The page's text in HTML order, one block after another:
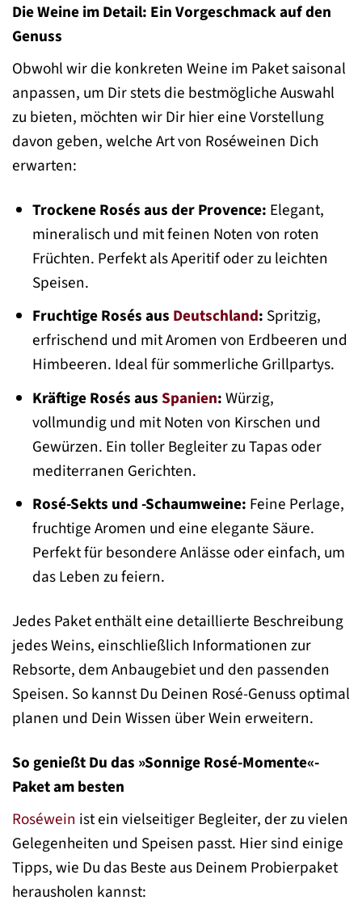
Die Weine im Detail: Ein Vorgeschmack auf den
Genuss
Obwohl wir die konkreten Weine im Paket saisonal
anpassen, um Dir stets die bestmögliche Auswahl
zu bieten, möchten wir Dir hier eine Vorstellung
davon geben, welche Art von Roséweinen Dich
erwarten:
Trockene Rosés aus der Provence: Elegant,
mineralisch und mit feinen Noten von roten
Früchten. Perfekt als Aperitif oder zu leichten
Speisen.
Fruchtige Rosés aus Deutschland: Spritzig,
erfrischend und mit Aromen von Erdbeeren und
Himbeeren. Ideal für sommerliche Grillpartys.
Kräftige Rosés ausSpanien:Würzig,
vollmundig und mit Noten von Kirschen und
Gewürzen. Ein toller Begleiter zu Tapas oder
mediterranen Gerichten.
Rosé-Sekts und -Schaumweine: Feine Perlage,
fruchtige Aromen und eine elegante Säure.
Perfekt für besondere Anlässe oder einfach, um
das Leben zu feiern.
Jedes Paket enthält eine detaillierte Beschreibung
jedes Weins, einschließlich Informationen zur
Rebsorte, dem Anbaugebiet und den passenden
Speisen. So kannst Du Deinen Rosé-Genuss optimal
planen und Dein Wissen über Wein erweitern.
So genießt Du das »Sonnige Rosé-Momente«-
Paket am besten
Roséwein ist ein vielseitiger Begleiter, der zu vielen
Gelegenheiten und Speisen passt. Hier sind einige
Tipps, wie Du das Beste aus Deinem Probierpaket
herausholen kannst: